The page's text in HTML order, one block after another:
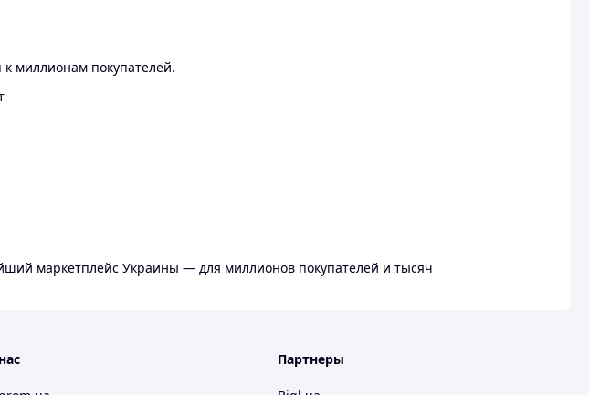
миллионам покупателей.
маркетплейс Украины — для миллионов покупателей и тысяч
Партнеры